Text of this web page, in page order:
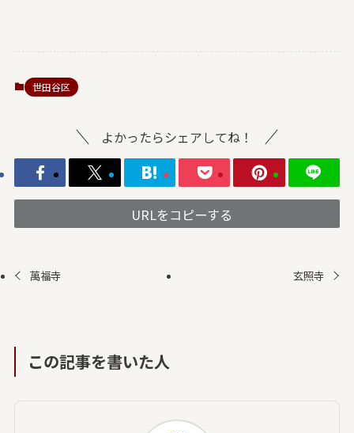
世田谷区
よかったらシェアしてね！
URLをコピーする
萬福寺 玄照寺
この記事を書いた人